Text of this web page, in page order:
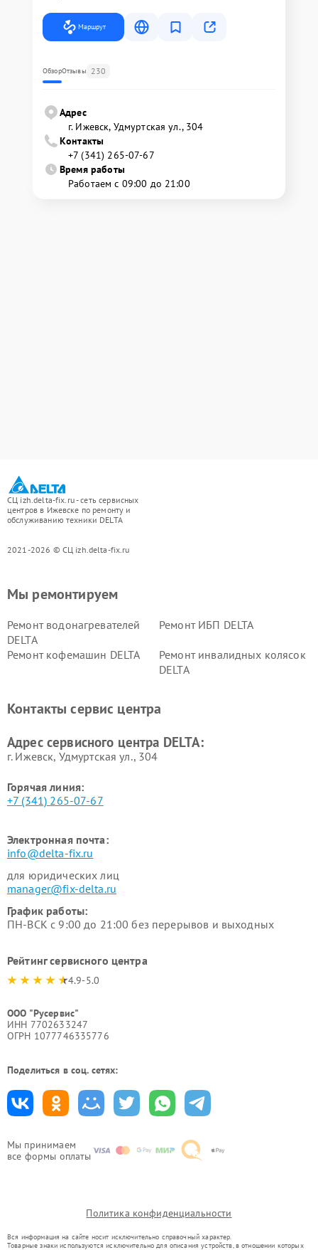
Маршрут
ОбзорОтзывы 230
Адрес
г. Ижевск, Удмуртская ул., 304
Контакты
+7 (341) 265-07-67
Время работы
Работаем с 09:00 до 21:00
СЦ izh.delta-fix.ru - сеть сервисных
центров в Ижевске по ремонту и
обслуживанию техники DELTA
2021-2026 © СЦ izh.delta-fix.ru
Мы принимаем
все формы оплаты
Мы ремонтируем
Ремонт водонагревателей
DELTA
Ремонт ИБП DELTA
Ремонт кофемашин DELTA
Ремонт инвалидных колясок
DELTA
Контакты сервис центра
Адрес сервисного центра DELTA:
г. Ижевск, Удмуртская ул., 304
Горячая линия:
+7 (341) 265-07-67
Электронная почта:
info@delta-fix.ru
для юридических лиц
manager@fix-delta.ru
График работы:
ПН-ВСК с 9:00 до 21:00 без перерывов и выходных
Рейтинг сервисного центра
4.9-5.0
ООО "Русервис"
ИНН 7702633247
ОГРН 1077746335776
Поделиться в соц. сетях:
Политика конфиденциальности
Вся информация на сайте носит исключительно справочный характер.
Товарные знаки используются исключительно для описания устройств, в отношении которых